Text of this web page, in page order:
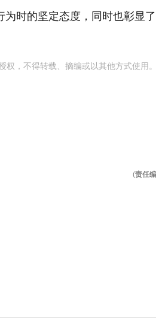
时的坚定态度，同时也彰显
权，不得转载、摘编或以其他方式使用。
(责任